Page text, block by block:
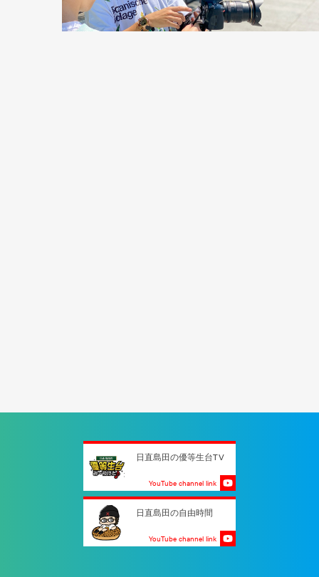
日直島田の優等生台TV
YouTube channel link
日直島田の自由時間
YouTube channel link